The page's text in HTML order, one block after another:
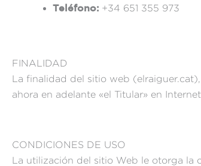
Teléfono: +34 651 355 973
FINALIDAD
La finalidad del sitio web
ahora en adelante «el Titular» en
CONDICIONES DE USO
La utilización del sitio Web le otorga la